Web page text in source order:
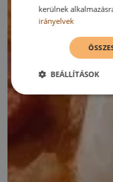
kerülnek
irányelvek
BEÁLLÍTÁSOK